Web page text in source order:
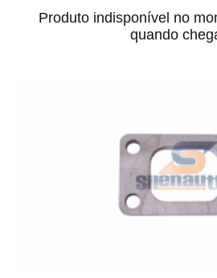
Produto indisponível no
quando